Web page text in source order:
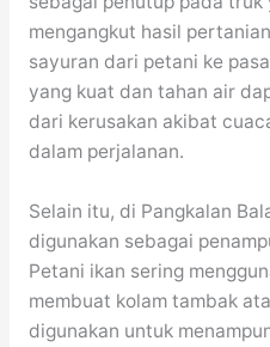
mengangkut hasil
sayuran dari petani ke
yang kuat dan tahan air
dari kerusakan akibat
dalam perjalanan.
Selain itu, di Pangkalan
digunakan sebagai
Petani ikan sering
membuat kolam tambak
digunakan untuk